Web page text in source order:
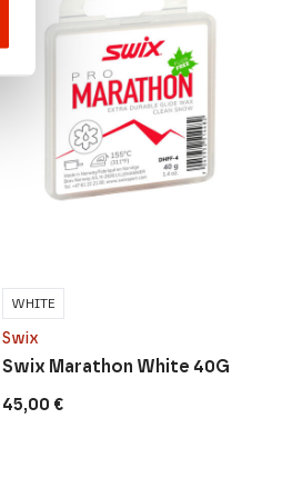
Swix
45,00 €
Swix Marathon White 40G
WHITE